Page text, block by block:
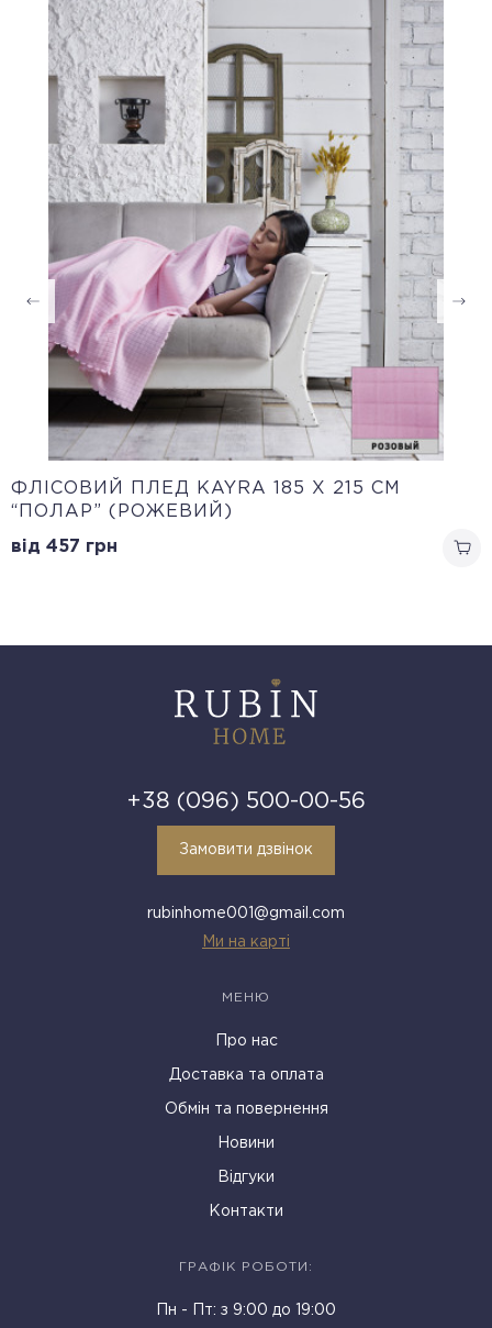
ФЛІСОВИЙ ПЛЕД KAYRA 185 X 215 СМ
“ПОЛАР” (РОЖЕВИЙ)
від 457 грн
+38 (096) 500-00-56
Замовити дзвінок
rubinhome001@gmail.com
Ми на карті
МЕНЮ
Про нас
Доставка та оплата
Обмін та повернення
Новини
Відгуки
Контакти
ГРАФІК РОБОТИ:
Пн - Пт: з 9:00 до 19:00